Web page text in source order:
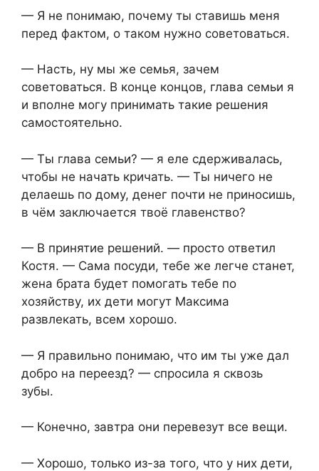
— Я не понимаю, почему ты ставишь меня
перед фактом, о таком нужно советоваться.
— Насть, ну мы же семья, зачем
советоваться. В конце концов, глава семьи я
и вполне могу принимать такие решения
самостоятельно.
— Ты глава семьи? — я еле сдерживалась,
чтобы не начать кричать. — Ты ничего не
делаешь по дому, денег почти не приносишь,
в чём заключается твоё главенство?
— В принятие решений. — просто ответил
Костя. — Сама посуди, тебе же легче станет,
жена брата будет помогать тебе по
хозяйству, их дети могут Максима
развлекать, всем хорошо.
— Я правильно понимаю, что им ты уже дал
добро на переезд? — спросила я сквозь
зубы.
— Конечно, завтра они перевезут все вещи.
— Хорошо, только из-за того, что у них дети,